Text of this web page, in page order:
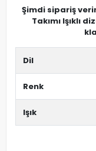
Şimdi sipariş
Takımı Işıklı
Dil
Renk
Işık